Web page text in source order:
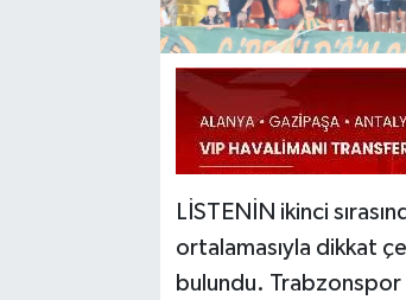
LİSTENİN ikinci
ortalamasıyla dikkat
bulundu. Trabzonspor